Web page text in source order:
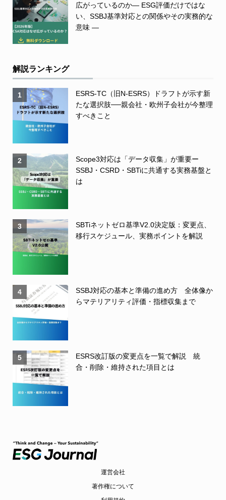
広がっているのか― ESG評価だけではな
い、SSBJ基準対応との関係やその実務的な
意味 ―
解説ランキング
1
ESRS-TC（旧N-ESRS）ドラフトが示す新
たな選択肢──親会社・欧州子会社が今整理
すべきこと
2
Scope3対応は「データ収集」が重要ー
SSBJ・CSRD・SBTiに共通する実務基盤と
は
3
SBTiネットゼロ基準V2.0決定版：変更点、
移行スケジュール、実務ポイントを解説
4
SSBJ対応の基本と準備の進め方 全体像か
らマテリアリティ評価・指標収集まで
5
ESRS改訂版の変更点を一覧で解説 統
合・削除・維持された項目とは
運営会社
著作権について